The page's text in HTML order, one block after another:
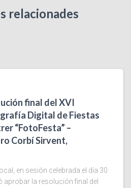
relacionades
final del XVI
Digital de Fiestas
“FotoFesta” –
Corbí Sirvent,
en sesión celebrada el día 30
aprobar la resolución final del